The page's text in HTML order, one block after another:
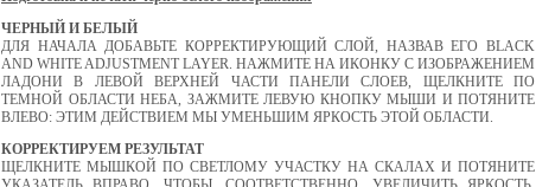
ЧЕРНЫЙ И БЕЛЫЙ
ДЛЯ НАЧАЛА ДОБАВЬТЕ КОРРЕКТИРУЮЩИЙ СЛОЙ, НАЗВАВ ЕГО BLACK
AND WHITE ADJUSTMENT LAYER. НАЖМИТЕ НА ИКОНКУ С ИЗОБРАЖЕНИЕМ
ЛАДОНИ В ЛЕВОЙ ВЕРХНЕЙ ЧАСТИ ПАНЕЛИ СЛОЕВ, ЩЕЛКНИТЕ ПО
ТЕМНОЙ ОБЛАСТИ НЕБА, ЗАЖМИТЕ ЛЕВУЮ КНОПКУ МЫШИ И ПОТЯНИТЕ
ВЛЕВО: ЭТИМ ДЕЙСТВИЕМ МЫ УМЕНЬШИМ ЯРКОСТЬ ЭТОЙ ОБЛАСТИ.
КОРРЕКТИРУЕМ РЕЗУЛЬТАТ
ЩЕЛКНИТЕ МЫШКОЙ ПО СВЕТЛОМУ УЧАСТКУ НА СКАЛАХ И ПОТЯНИТЕ